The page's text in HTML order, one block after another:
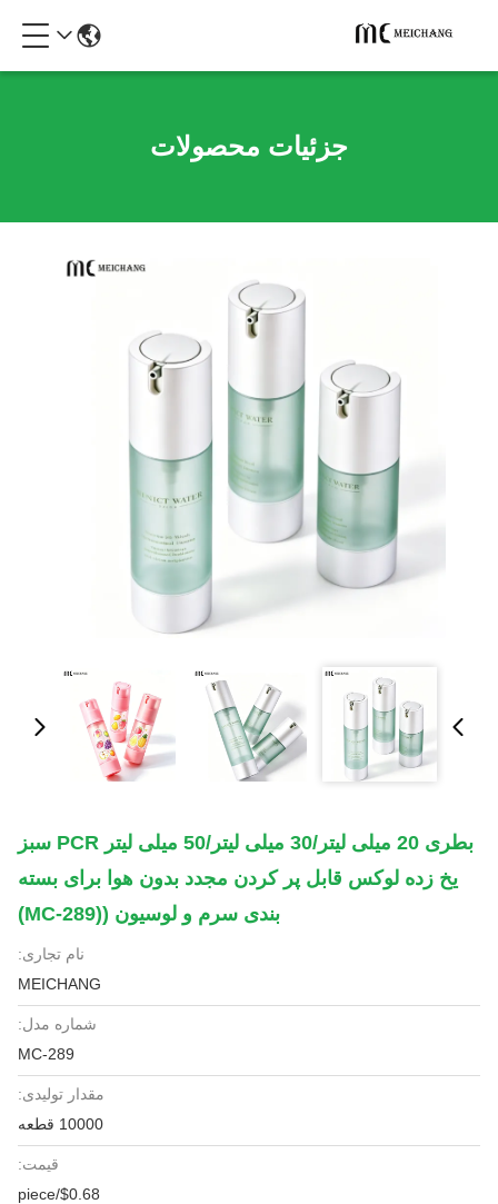
جزئیات محصولات
بطری 20 میلی لیتر/30 میلی لیتر/50 میلی لیتر PCR سبز
یخ زده لوکس قابل پر کردن مجدد بدون هوا برای بسته
بندی سرم و لوسیون ((MC-289)
نام تجاری:
MEICHANG
شماره مدل:
MC-289
مقدار تولیدی:
10000 قطعه
قیمت:
$0.68/piece